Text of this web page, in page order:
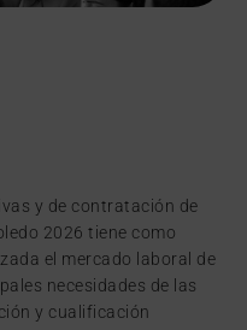
y de contratación de
2026 tiene como
el mercado laboral de
necesidades de las
y cualificación